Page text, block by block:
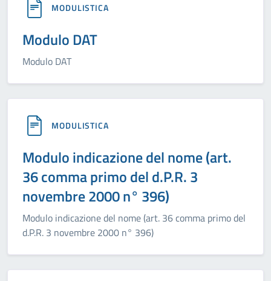
MODULISTICA
Modulo DAT
Modulo DAT
MODULISTICA
Modulo indicazione del nome (art.
36 comma primo del d.P.R. 3
novembre 2000 n° 396)
Modulo indicazione del nome (art. 36 comma primo del
d.P.R. 3 novembre 2000 n° 396)